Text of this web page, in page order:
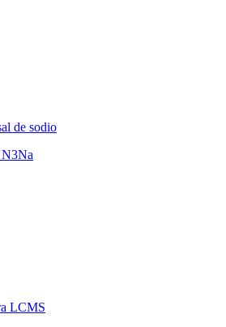
de sodio
N3Na
LCMS